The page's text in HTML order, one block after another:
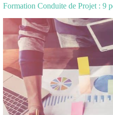
Formation Conduite de Projet : 9